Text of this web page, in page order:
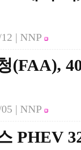
| NNP
(FAA),
| NNP
PHEV